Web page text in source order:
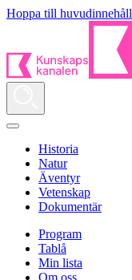
Hoppa till huvudinnehåll
Historia
Natur
Äventyr
Vetenskap
Dokumentär
Program
Tablå
Min lista
Om oss